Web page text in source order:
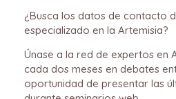
¿Busca los datos de contacto
especializado en la Artemisia?
Únase a la red de expertos en
cada dos meses en debates
oportunidad de presentar las